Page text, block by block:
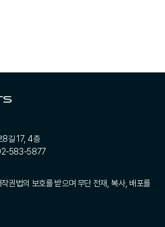
8길 17, 4층
583-5877
권법의 보호를 받으며 무단 전재, 복사, 배포를